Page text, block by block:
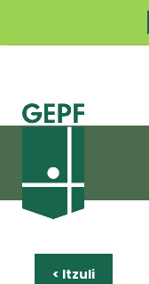
< Itzuli